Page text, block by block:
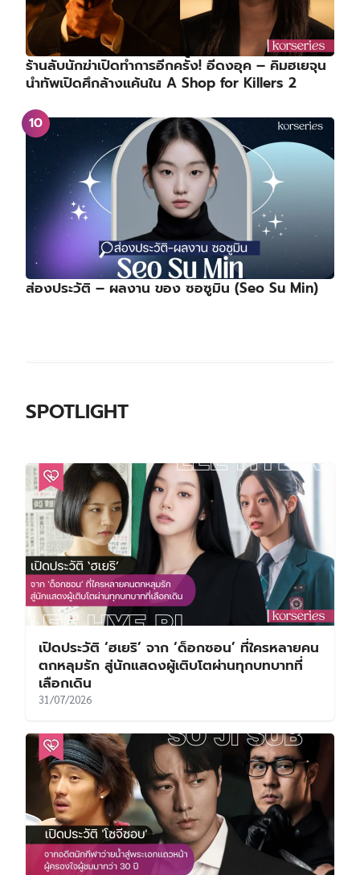
ร้านลับนักฆ่าเปิดทำการอีกครั้ง! อีดงอุค – คิมฮเยจุน
นำทัพเปิดศึกล้างแค้นใน A Shop for Killers 2
ส่องประวัติ – ผลงาน ของ ซอซูมิน (Seo Su Min)
SPOTLIGHT
เปิดประวัติ ‘ฮเยริ’ จาก ‘ด็อกซอน’ ที่ใครหลายคน
ตกหลุมรัก สู่นักแสดงผู้เติบโตผ่านทุกบทบาทที่
เลือกเดิน
31/07/2026